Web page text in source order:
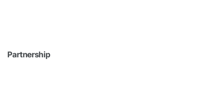
Partnership